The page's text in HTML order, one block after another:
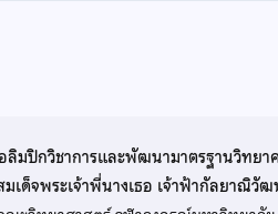
ลิมปิกวิชาการและพัฒนามาตรฐานวิทยา
เด็จพระเจ้าพี่นางเธอ เจ้าฟ้ากัลยาณิวั